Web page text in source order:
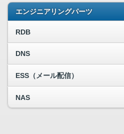
エンジニアリングパーツ
RDB
DNS
ESS（メール配信）
NAS